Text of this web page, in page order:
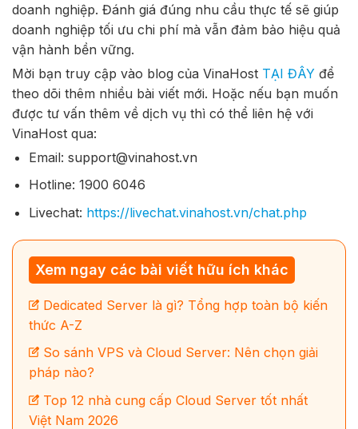
doanh nghiệp. Đánh giá đúng nhu cầu thực tế sẽ giúp
doanh nghiệp tối ưu chi phí mà vẫn đảm bảo hiệu quả
vận hành bền vững.
Mời bạn truy cập vào blog của VinaHost TẠI ĐÂY để
theo dõi thêm nhiều bài viết mới. Hoặc nếu bạn muốn
được tư vấn thêm về dịch vụ thì có thể liên hệ với
VinaHost qua:
Email: support@vinahost.vn
Hotline: 1900 6046
Livechat: https://livechat.vinahost.vn/chat.php
Xem ngay các bài viết hữu ích khác
Dedicated Server là gì? Tổng hợp toàn bộ kiến
thức A-Z
So sánh VPS và Cloud Server: Nên chọn giải
pháp nào?
Top 12 nhà cung cấp Cloud Server tốt nhất
Việt Nam 2026